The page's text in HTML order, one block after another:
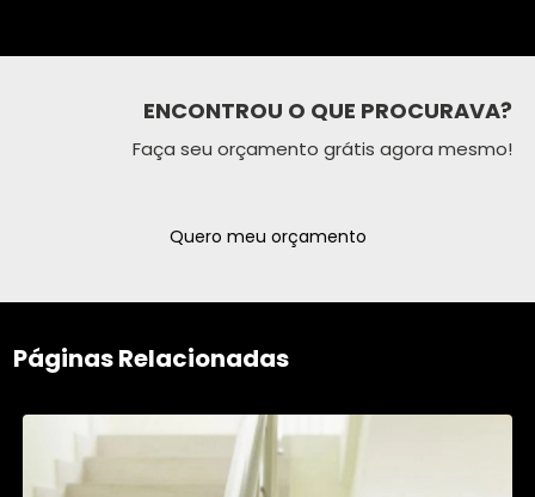
ENCONTROU O QUE PROCURAVA?
Faça seu orçamento grátis agora mesmo!
Quero meu orçamento
Páginas Relacionadas